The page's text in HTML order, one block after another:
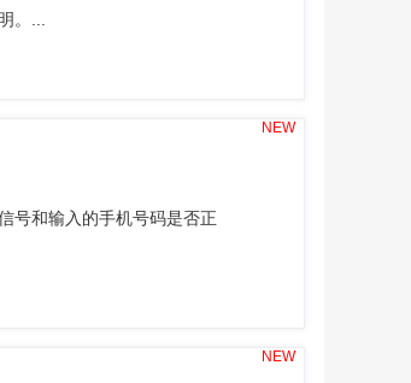
。...
号和输入的手机号码是否正
NEW
NEW